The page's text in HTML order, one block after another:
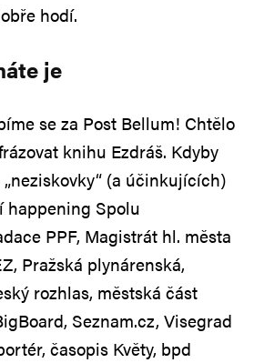
hodí.
je
se za Post Bellum! Chtělo
knihu Ezdráš. Kdyby
(a účinkujících)
happening Spolu
PPF, Magistrát hl. města
Pražská plynárenská,
rozhlas, městská část
Seznam.cz, Visegrad
časopis Květy, bpd